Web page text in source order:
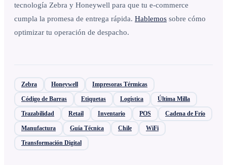
tecnología Zebra y Honeywell para que tu e-commerce
cumpla la promesa de entrega rápida. Hablemos sobre cómo
optimizar tu operación de despacho.
Zebra Honeywell Impresoras Térmicas
Código de Barras Etiquetas Logística Última Milla
Trazabilidad Retail Inventario POS Cadena de Frío
Manufactura Guía Técnica Chile WiFi
Transformación Digital